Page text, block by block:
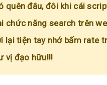
quên đâu, đôi khi cái
chức năng search trên
lại tiện tay nhớ bấm rate
vị đạo hữu!!!